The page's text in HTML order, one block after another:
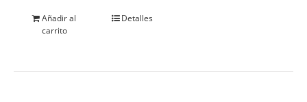
Añadir al
carrito
Detalles